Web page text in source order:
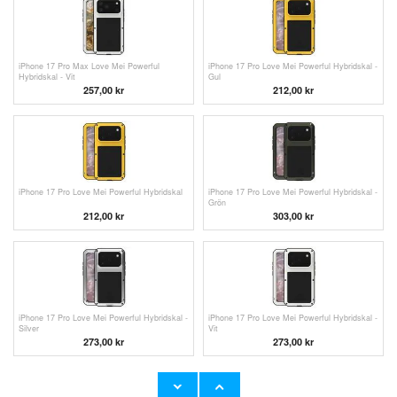
iPhone 17 Pro Max Love Mei Powerful
Hybridskal - Vit
257,00 kr
iPhone 17 Pro Love Mei Powerful Hybridskal -
Gul
212,00 kr
iPhone 17 Pro Love Mei Powerful Hybridskal
212,00 kr
iPhone 17 Pro Love Mei Powerful Hybridskal -
Grön
303,00 kr
iPhone 17 Pro Love Mei Powerful Hybridskal -
Silver
273,00 kr
iPhone 17 Pro Love Mei Powerful Hybridskal -
Vit
273,00 kr